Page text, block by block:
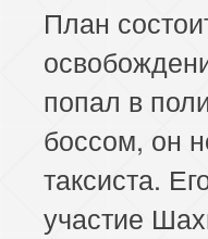
План
попал в
боссом, он
таксиста.
участие